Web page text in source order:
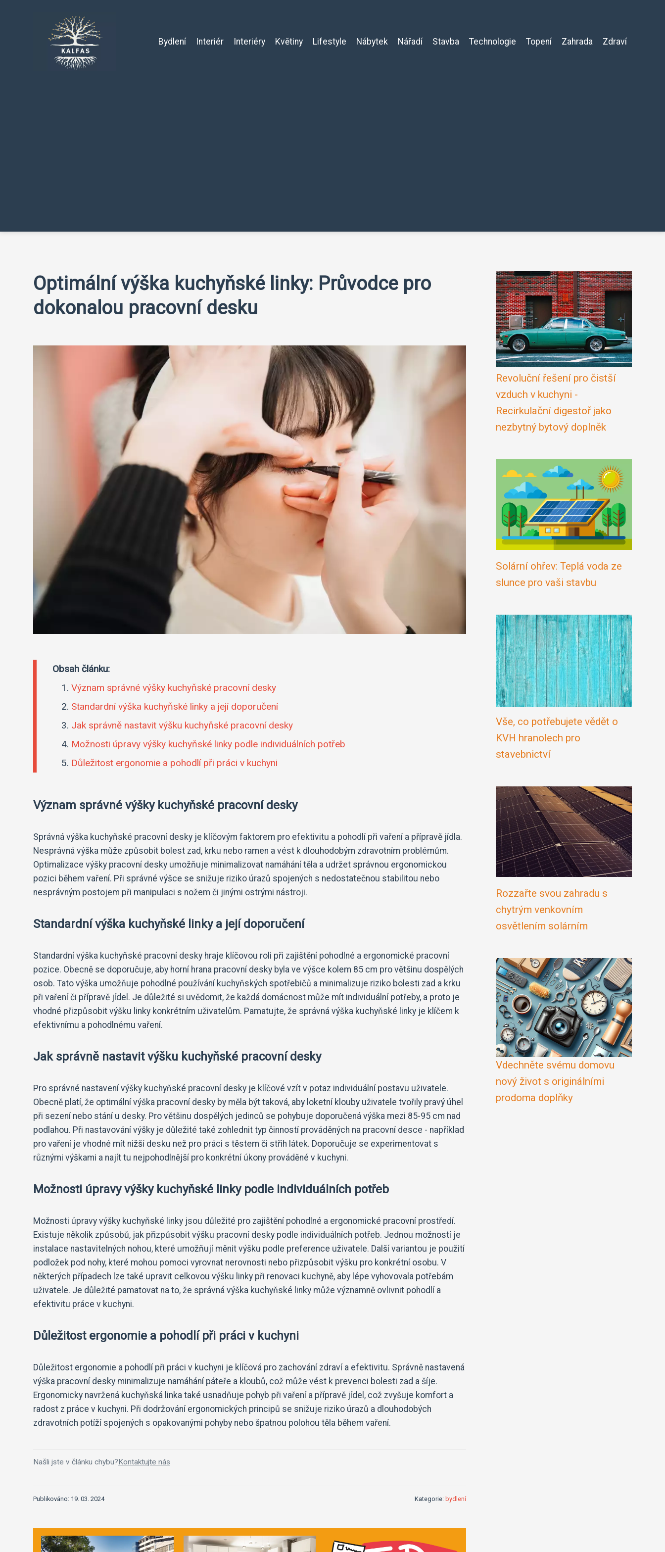
Bydlení Interiér Interiéry Květiny Lifestyle Nábytek Nářadí Stavba Technologie Topení Zahrada Zdraví
Optimální výška kuchyňské linky: Průvodce pro
dokonalou pracovní desku
Obsah článku:
Význam správné výšky kuchyňské pracovní desky
Standardní výška kuchyňské linky a její doporučení
Jak správně nastavit výšku kuchyňské pracovní desky
Možnosti úpravy výšky kuchyňské linky podle individuálních potřeb
Důležitost ergonomie a pohodlí při práci v kuchyni
Význam správné výšky kuchyňské pracovní desky
Správná výška kuchyňské pracovní desky je klíčovým faktorem pro efektivitu a pohodlí při vaření a přípravě jídla.
Nesprávná výška může způsobit bolest zad, krku nebo ramen a vést k dlouhodobým zdravotním problémům.
Optimalizace výšky pracovní desky umožňuje minimalizovat namáhání těla a udržet správnou ergonomickou
pozici během vaření. Při správné výšce se snižuje riziko úrazů spojených s nedostatečnou stabilitou nebo
nesprávným postojem při manipulaci s nožem či jinými ostrými nástroji.
Standardní výška kuchyňské linky a její doporučení
Standardní výška kuchyňské pracovní desky hraje klíčovou roli při zajištění pohodlné a ergonomické pracovní
pozice. Obecně se doporučuje, aby horní hrana pracovní desky byla ve výšce kolem 85 cm pro většinu dospělých
osob. Tato výška umožňuje pohodlné používání kuchyňských spotřebičů a minimalizuje riziko bolesti zad a krku
při vaření či přípravě jídel. Je důležité si uvědomit, že každá domácnost může mít individuální potřeby, a proto je
vhodné přizpůsobit výšku linky konkrétním uživatelům. Pamatujte, že správná výška kuchyňské linky je klíčem k
efektivnímu a pohodlnému vaření.
Jak správně nastavit výšku kuchyňské pracovní desky
Pro správné nastavení výšky kuchyňské pracovní desky je klíčové vzít v potaz individuální postavu uživatele.
Obecně platí, že optimální výška pracovní desky by měla být taková, aby loketní klouby uživatele tvořily pravý úhel
při sezení nebo stání u desky. Pro většinu dospělých jedinců se pohybuje doporučená výška mezi 85-95 cm nad
podlahou. Při nastavování výšky je důležité také zohlednit typ činností prováděných na pracovní desce - například
pro vaření je vhodné mít nižší desku než pro práci s těstem či střih látek. Doporučuje se experimentovat s
různými výškami a najít tu nejpohodlnější pro konkrétní úkony prováděné v kuchyni.
Možnosti úpravy výšky kuchyňské linky podle individuálních potřeb
Možnosti úpravy výšky kuchyňské linky jsou důležité pro zajištění pohodlné a ergonomické pracovní prostředí.
Existuje několik způsobů, jak přizpůsobit výšku pracovní desky podle individuálních potřeb. Jednou možností je
instalace nastavitelných nohou, které umožňují měnit výšku podle preference uživatele. Další variantou je použití
podložek pod nohy, které mohou pomoci vyrovnat nerovnosti nebo přizpůsobit výšku pro konkrétní osobu. V
některých případech lze také upravit celkovou výšku linky při renovaci kuchyně, aby lépe vyhovovala potřebám
uživatele. Je důležité pamatovat na to, že správná výška kuchyňské linky může významně ovlivnit pohodlí a
efektivitu práce v kuchyni.
Důležitost ergonomie a pohodlí při práci v kuchyni
Důležitost ergonomie a pohodlí při práci v kuchyni je klíčová pro zachování zdraví a efektivitu. Správně nastavená
výška pracovní desky minimalizuje namáhání páteře a kloubů, což může vést k prevenci bolesti zad a šíje.
Ergonomicky navržená kuchyňská linka také usnadňuje pohyb při vaření a přípravě jídel, což zvyšuje komfort a
radost z práce v kuchyni. Při dodržování ergonomických principů se snižuje riziko úrazů a dlouhodobých
zdravotních potíží spojených s opakovanými pohyby nebo špatnou polohou těla během vaření.
Našli jste v článku chybu?Kontaktujte nás
Publikováno: 19. 03. 2024 Kategorie: bydlení
Revoluční řešení pro čistší
vzduch v kuchyni -
Recirkulační digestoř jako
nezbytný bytový doplněk
Solární ohřev: Teplá voda ze
slunce pro vaši stavbu
Vše, co potřebujete vědět o
KVH hranolech pro
stavebnictví
Rozzařte svou zahradu s
chytrým venkovním
osvětlením solárním
Vdechněte svému domovu
nový život s originálními
prodoma doplňky